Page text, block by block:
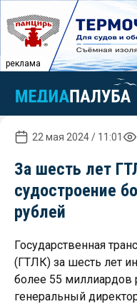
реклама
22 мая 2024 / 11:01
За шесть лет
судостроение
рублей
Государственная
(ГТЛК) за шесть лет
более 55 миллиардов
генеральный